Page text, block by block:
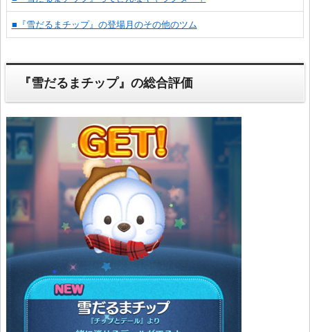
■『雪だるまチップ』の登場月のその他のツム
『雪だるまチップ』の総合評価